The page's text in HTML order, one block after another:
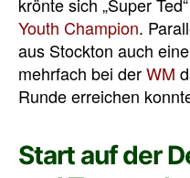
Youth Champion.
aus Stockton auch
mehrfach bei derWM
Runde erreichen
Start auf der